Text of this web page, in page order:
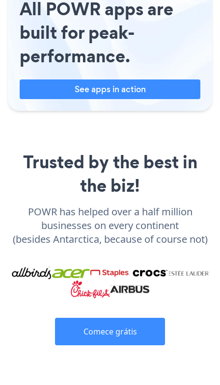
All POWR apps are
built for peak-
performance.
See apps in action
Trusted by the best in
the biz!
POWR has helped over a half million
businesses on every continent
(besides Antarctica, because of course not)
Comece grátis